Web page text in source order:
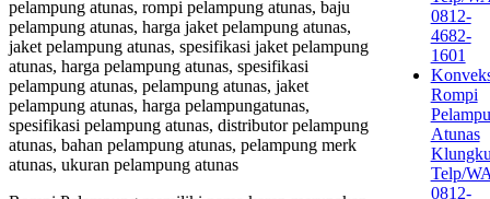
pelampung atunas, rompi pelampung atunas, baju
pelampung atunas, harga jaket pelampung atunas,
jaket pelampung atunas, spesifikasi jaket pelampung
atunas, harga pelampung atunas, spesifikasi
pelampung atunas, pelampung atunas, jaket
pelampung atunas, harga pelampungatunas,
spesifikasi pelampung atunas, distributor pelampung
atunas, bahan pelampung atunas, pelampung merk
atunas, ukuran pelampung atunas
0812-
4682-
1601
Rompi
Atunas
Telp/
0812-